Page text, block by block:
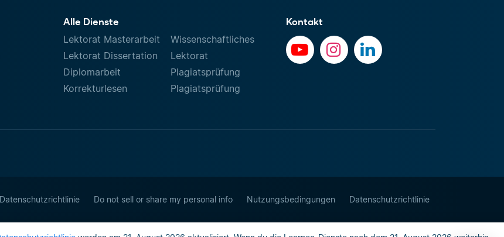
Alle Dienste
Lektorat Masterarbeit
Lektorat Dissertation
Diplomarbeit
Korrekturlesen
Wissenschaftliches
Lektorat
Plagiatsprüfung
Plagiatsprüfung
Kontakt
Datenschutzrichtlinie Do not sell or share my personal info Nutzungsbedingungen Datenschutzrichtlinie